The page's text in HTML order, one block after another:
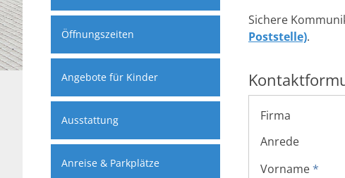
Öffnungszeiten
Angebote für Kinder
Ausstattung
Anreise & Parkplätze
Sichere
Poststelle).
Firma
Anrede
Vorname*